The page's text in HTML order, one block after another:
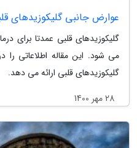
عوارض جانبی گلیکوزیدهای
گلیکوزیدهای قلبی عمدتا برای
می شود. این مقاله اطلاعاتی را
گلیکوزیدهای قلبی ارائه می دهد.
28 مهر 1400